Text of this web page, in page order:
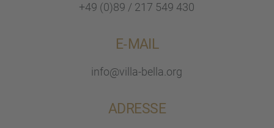
+49 (0)89 / 217 549 430
E‑MAIL
info@villa-bella.org
ADRESSE